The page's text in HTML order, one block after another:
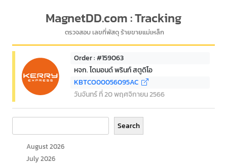
MagnetDD.com : Tracking
ตรวจสอบ เลขที่พัสดุ ร้ายขายแม่เหล็ก
Order : #159063
หจก. ไดมอนด์ พรินท์ สตูดิโอ
KBTCO00056095AC
วันจันทร์ ที่ 20 พฤศจิกายน 2566
Search
August 2026
July 2026